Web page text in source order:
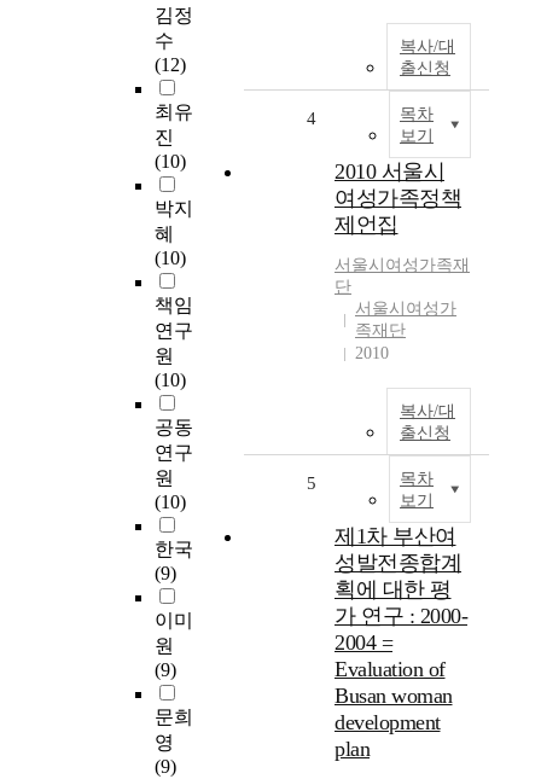
김정
수
(12)
최유
진
(10)
박지
혜
(10)
책임
연구
원
(10)
공동
연구
원
(10)
한국
(9)
이미
원
(9)
문희
영
(9)
복사/대
출신청
목차
보기
4
2010 서울시
여성가족정책
제언집
서울시여성가족재
단
서울시여성가
족재단
2010
복사/대
출신청
목차
보기
5
제1차 부산여
성발전종합계
획에 대한 평
가 연구 : 2000-
2004 =
Evaluation of
Busan woman
development
plan